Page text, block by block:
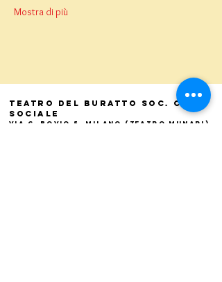
Mostra di più
Teatro del Buratto Soc. Coop
sociale
Via G. Bovio 5, Milano (Teatro Munari)